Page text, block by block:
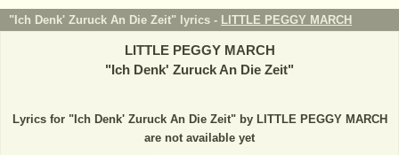
"Ich Denk' Zuruck An Die Zeit" lyrics - LITTLE PEGGY MARCH
LITTLE PEGGY MARCH
"Ich Denk' Zuruck An Die Zeit"
Lyrics for "Ich Denk' Zuruck An Die Zeit" by LITTLE PEGGY MARCH
are not available yet